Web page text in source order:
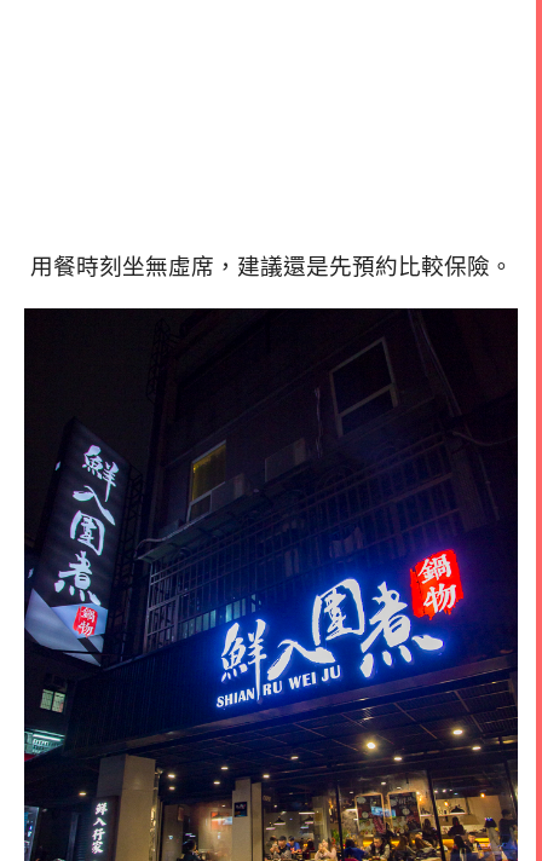
用餐時刻坐無虛席，建議還是先預約比較保險。